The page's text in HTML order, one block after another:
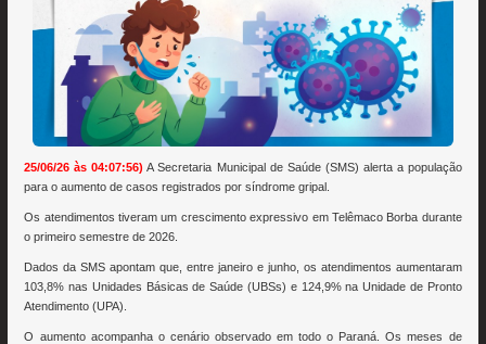
25/06/26 às 04:07:56) A Secretaria Municipal de Saúde (SMS) alerta a população
para o aumento de casos registrados por síndrome gripal.
Os atendimentos tiveram um crescimento expressivo em Telêmaco Borba durante
o primeiro semestre de 2026.
Dados da SMS apontam que, entre janeiro e junho, os atendimentos aumentaram
103,8% nas Unidades Básicas de Saúde (UBSs) e 124,9% na Unidade de Pronto
Atendimento (UPA).
O aumento acompanha o cenário observado em todo o Paraná. Os meses de